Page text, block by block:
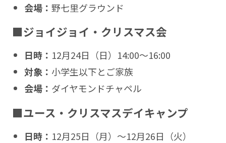
会場： 野七里グラウンド
■ジョイジョイ・クリスマス会
日時： 12月24日（日）14:00〜16:00
対象： 小学生以下とご家族
会場： ダイヤモンドチャペル
■ユース・クリスマスデイキャンプ
日時： 12月25日（月）〜12月26日（火）